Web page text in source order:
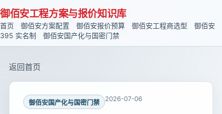
御佰安工程方案与报价知识库
首页 御佰安方案配置 御佰安报价预算 御佰安工程商选型
御佰安
395 实名制
御佰安国产化与国密门禁
返回首页
御佰安国产化与国密门禁 2026-07-06